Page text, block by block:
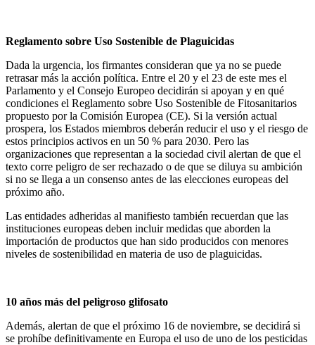
Reglamento sobre Uso Sostenible de Plaguicidas
Dada la urgencia, los firmantes consideran que ya no se puede
retrasar más la acción política. Entre el 20 y el 23 de este mes el
Parlamento y el Consejo Europeo decidirán si apoyan y en qué
condiciones el Reglamento sobre Uso Sostenible de Fitosanitarios
propuesto por la Comisión Europea (CE). Si la versión actual
prospera, los Estados miembros deberán reducir el uso y el riesgo de
estos principios activos en un 50 % para 2030. Pero las
organizaciones que representan a la sociedad civil alertan de que el
texto corre peligro de ser rechazado o de que se diluya su ambición
si no se llega a un consenso antes de las elecciones europeas del
próximo año.
Las entidades adheridas al manifiesto también recuerdan que las
instituciones europeas deben incluir medidas que aborden la
importación de productos que han sido producidos con menores
niveles de sostenibilidad en materia de uso de plaguicidas.
10 años más del peligroso glifosato
Además, alertan de que el próximo 16 de noviembre, se decidirá si
se prohíbe definitivamente en Europa el uso de uno de los pesticidas